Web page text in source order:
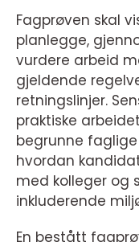
Fagprøven skal
planlegge,
vurdere arbeid
gjeldende
retningslinjer.
praktiske
begrunne
hvordan
med kolleger og
inkluderende
En bestått